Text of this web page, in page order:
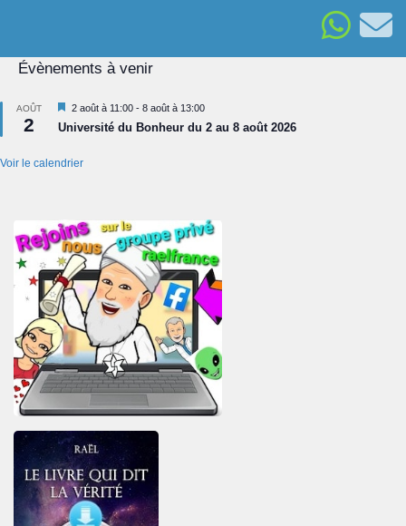
Évènements à venir
AOÛT
2
Mis
en
avant
2 août à 11:00 - 8 août à 13:00
Université du Bonheur du 2 au 8 août 2026
Voir le calendrier